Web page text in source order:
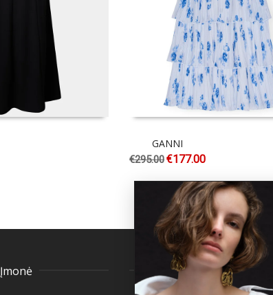
GANNI
€295.00€177.00
Įmonė Klientų aptarnavimas